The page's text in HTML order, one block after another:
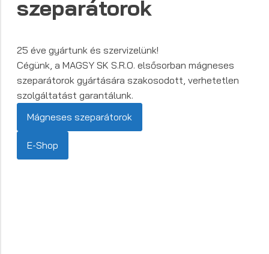
szeparátorok
25 éve gyártunk és szervizelünk!
Cégünk, a MAGSY SK S.R.O. elsősorban mágneses
szeparátorok gyártására szakosodott, verhetetlen
szolgáltatást garantálunk.
Mágneses szeparátorok
E-Shop